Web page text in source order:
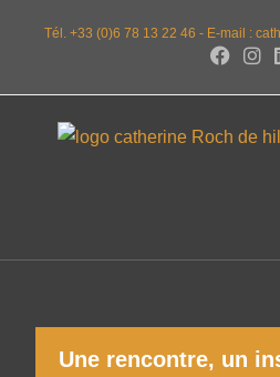
Tél. +33 (0)6 78 13 22 46 - E-mail :
Une rencontre, un